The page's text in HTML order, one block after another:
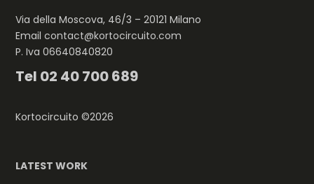
Via della Moscova, 46/3 – 20121 Milano
Emailcontact@kortocircuito.com
P. Iva 06640840820
Tel 02 40 700 689
Kortocircuito ©2026
LATEST WORK